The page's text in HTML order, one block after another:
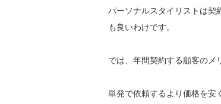
パーソナルスタイリストは契
も良いわけです。
では、年間契約する顧客のメ
単発で依頼するより価格を安